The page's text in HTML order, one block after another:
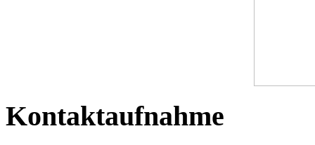
Kontaktaufnahme